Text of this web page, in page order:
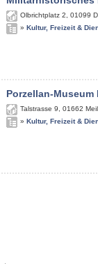
Olbrichtplatz 2 01099
» Kultur, Freizeit &
Porzellan-Museum
Talstrasse 9 01662
» Kultur, Freizeit &